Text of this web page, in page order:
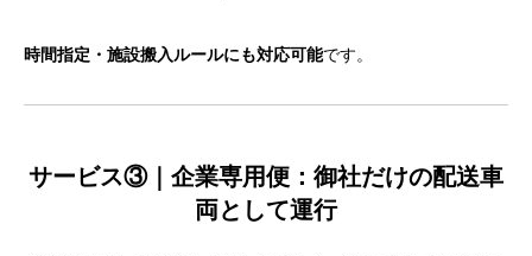
時間指定・施設搬入ルールにも対応可能です。
サービス③｜企業専用便：御社だけの配送車
両として運行
運行
メリット
緊急・当日・企業専用——すべてお任せください！